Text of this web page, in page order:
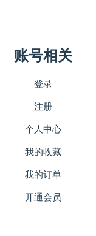
账号相关
登录
注册
个人中心
我的收藏
我的订单
开通会员